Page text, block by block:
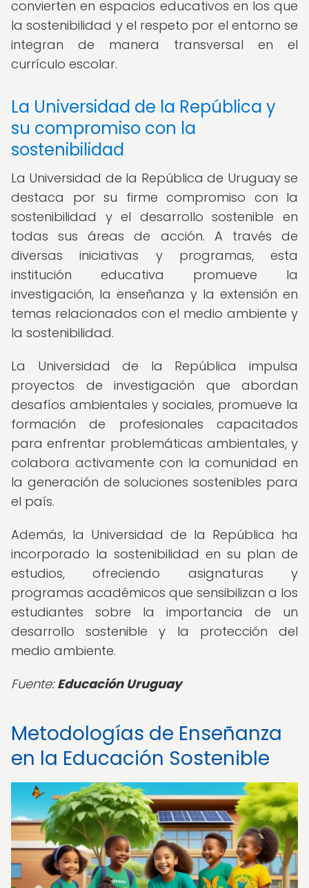
convierten en espacios educativos en los que
la sostenibilidad y el respeto por el entorno se
integran de manera transversal en el
currículo escolar.
La Universidad de la República y
su compromiso con la
sostenibilidad
La Universidad de la República de Uruguay se
destaca por su firme compromiso con la
sostenibilidad y el desarrollo sostenible en
todas sus áreas de acción. A través de
diversas iniciativas y programas, esta
institución educativa promueve la
investigación, la enseñanza y la extensión en
temas relacionados con el medio ambiente y
la sostenibilidad.
La Universidad de la República impulsa
proyectos de investigación que abordan
desafíos ambientales y sociales, promueve la
formación de profesionales capacitados
para enfrentar problemáticas ambientales, y
colabora activamente con la comunidad en
la generación de soluciones sostenibles para
el país.
Además, la Universidad de la República ha
incorporado la sostenibilidad en su plan de
estudios, ofreciendo asignaturas y
programas académicos que sensibilizan a los
estudiantes sobre la importancia de un
desarrollo sostenible y la protección del
medio ambiente.
Fuente:Educación Uruguay
Metodologías de Enseñanza
en la Educación Sostenible